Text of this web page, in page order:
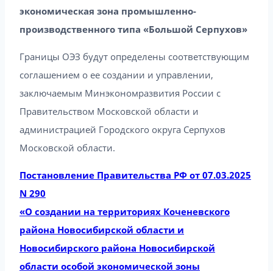
экономическая зона промышленно-
производственного типа «Большой Серпухов»
Границы ОЭЗ будут определены соответствующим
соглашением о ее создании и управлении,
заключаемым Минэкономразвития России с
Правительством Московской области и
администрацией Городского округа Серпухов
Московской области.
Постановление Правительства РФ от 07.03.2025
N 290
«О создании на территориях Коченевского
района Новосибирской области и
Новосибирского района Новосибирской
области особой экономической зоны